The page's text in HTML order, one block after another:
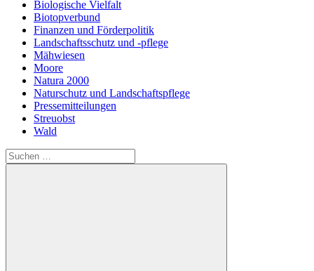
Biologische Vielfalt
Biotopverbund
Finanzen und Förderpolitik
Landschaftsschutz und -pflege
Mähwiesen
Moore
Natura 2000
Naturschutz und Landschaftspflege
Pressemitteilungen
Streuobst
Wald
Suchen
nach: